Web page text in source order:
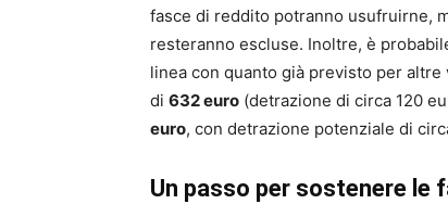
fasce di reddito potranno usufruirne,
resteranno escluse. Inoltre, è
linea con quanto già previsto per
di 632 euro (detrazione di circa 120
euro, con detrazione potenziale di
Un passo per sostenere le